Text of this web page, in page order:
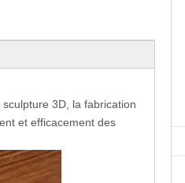
3D, la fabrication
et efficacement des